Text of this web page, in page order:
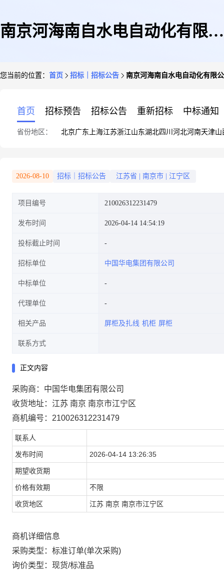
南京河海南自水电自动化有限公
公告_采购信息
您当前的位置： 首页 招标｜招标公告 南京河海南自水电自动化有限
首页 招标预告 招标公告 重新招标 中标通知
省份地区： 北京广东 上海江苏浙江山东湖北四川 河北河南天津山
2026-08-10 招标｜招标公告 江苏省 南京市 江宁区
项目编号 210026312231479
发布时间 2026-04-14 14:54:19
投标截止时间
招标单位 中国华电集团有限公司
中标单位
代理单位
相关产品 屏柜及扎线 机柜 屏柜
联系方式
正文内容
采购商：中国华电集团有限公司
收货地址：江苏 南京 南京市江宁区
商机编号：210026312231479
联系人
发布时间 2026-04-14 13:26:35
期望收货期
价格有效期 不限
收货地区 江苏 南京 南京市江宁区
商机详细信息
采购类型：标准订单(单次采购)
询价类型：现货/标准品